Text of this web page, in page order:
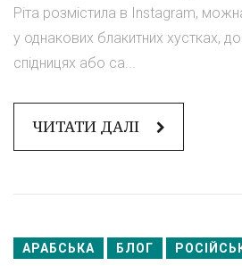
Ріта розмістила в Instagram,
у однакових блакитних хустках,
спідницях або са...
ЧИТАТИ ДАЛІ
АРАБСЬКА БЛОГ